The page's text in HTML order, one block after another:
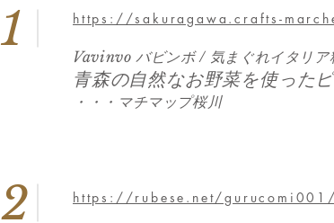
1 https://sakuragawa.crafts-
Vavinvo バビンボ / 気まぐれイタリア
青森の自然なお野菜を使った
・・・マチマップ桜川
2 https://rubese.net/